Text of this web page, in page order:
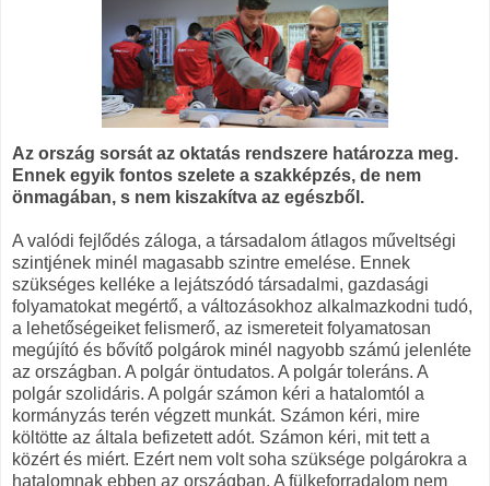
Az ország sorsát az oktatás rendszere határozza meg.
Ennek egyik fontos szelete a szakképzés, de nem
önmagában, s nem kiszakítva az egészből.
A valódi fejlődés záloga, a társadalom átlagos műveltségi
szintjének minél magasabb szintre emelése. Ennek
szükséges kelléke a lejátszódó társadalmi, gazdasági
folyamatokat megértő, a változásokhoz alkalmazkodni tudó,
a lehetőségeiket felismerő, az ismereteit folyamatosan
megújító és bővítő polgárok minél nagyobb számú jelenléte
az országban. A polgár öntudatos. A polgár toleráns. A
polgár szolidáris. A polgár számon kéri a hatalomtól a
kormányzás terén végzett munkát. Számon kéri, mire
költötte az általa befizetett adót. Számon kéri, mit tett a
közért és miért. Ezért nem volt soha szüksége polgárokra a
hatalomnak ebben az országban. A fülkeforradalom nem